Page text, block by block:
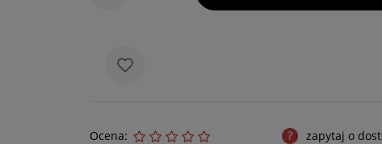
Ocena:
zapytaj o